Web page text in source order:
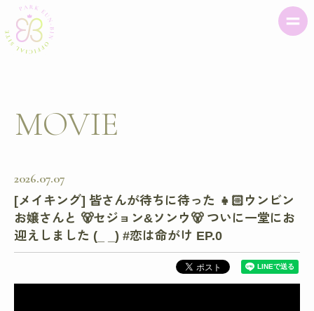
MOVIE
2026 07 07
[メイキング] 皆さんが待ちに待った 👧🏻ウンビン
お嬢さんと 🐻セジョン&ソンウ🐻 ついに一堂にお
迎えしました (_ _) #恋は命がけ EP.0